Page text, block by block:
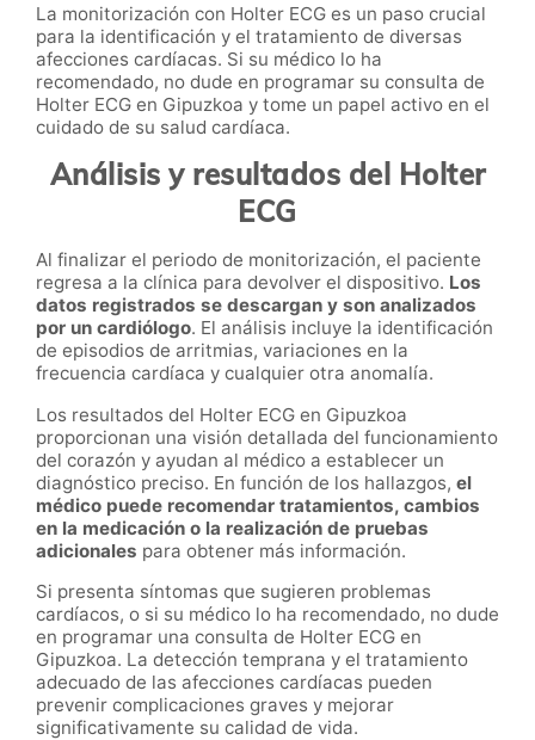
La monitorización con Holter ECG es un paso crucial
para la identificación y el tratamiento de diversas
afecciones cardíacas. Si su médico lo ha
recomendado, no dude en programar su consulta de
Holter ECG en Gipuzkoa y tome un papel activo en el
cuidado de su salud cardíaca.
Análisis y resultados del Holter
ECG
Al finalizar el periodo de monitorización, el paciente
regresa a la clínica para devolver el dispositivo. Los
datos registrados se descargan y son analizados
por un cardiólogo. El análisis incluye la identificación
de episodios de arritmias, variaciones en la
frecuencia cardíaca y cualquier otra anomalía.
Los resultados del Holter ECG en Gipuzkoa
proporcionan una visión detallada del funcionamiento
del corazón y ayudan al médico a establecer un
diagnóstico preciso. En función de los hallazgos, el
médico puede recomendar tratamientos, cambios
en la medicación o la realización de pruebas
adicionales para obtener más información.
Si presenta síntomas que sugieren problemas
cardíacos, o si su médico lo ha recomendado, no dude
en programar una consulta de Holter ECG en
Gipuzkoa. La detección temprana y el tratamiento
adecuado de las afecciones cardíacas pueden
prevenir complicaciones graves y mejorar
significativamente su calidad de vida.